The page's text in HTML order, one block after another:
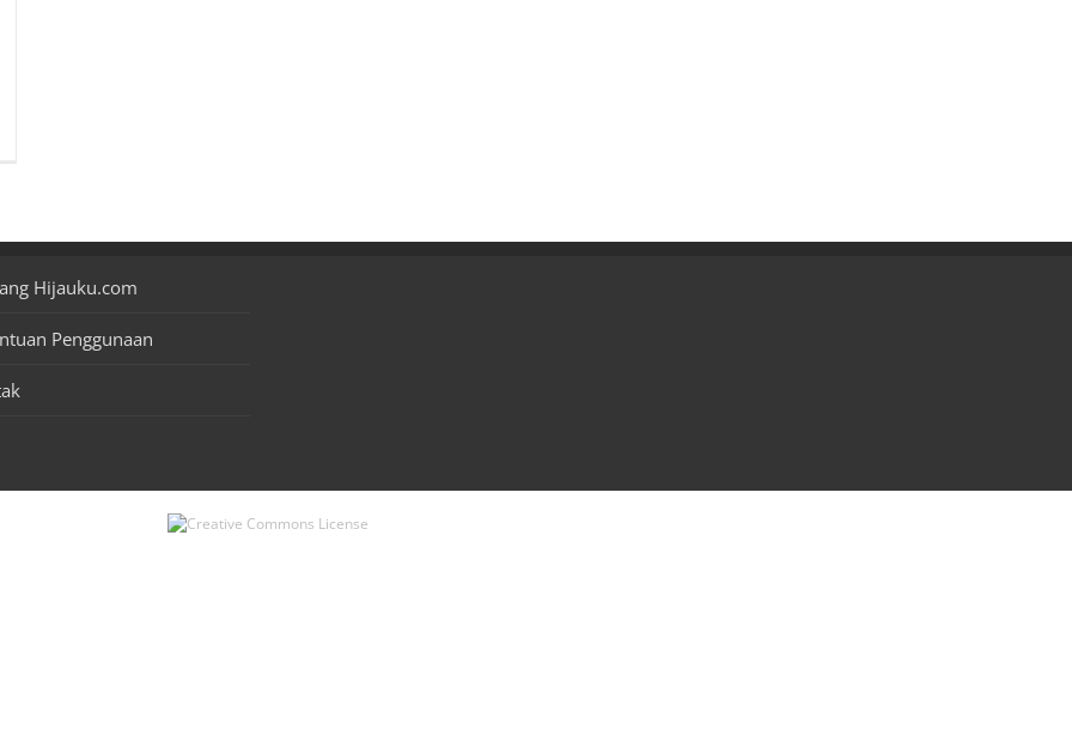
Hijauku.com
Penggunaan